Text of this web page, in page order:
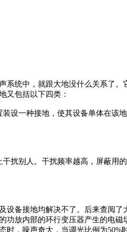
系统中，就跟大地没什么关系了。
又包括以下四类：
设一种接地，使其设备单体在该地
扰别人。干扰频率越高，屏蔽用
设备接地均解决不了。后来查阅了
功放内部的环行变压器产生的电磁
时，噪声奇大，当调光比例为50%